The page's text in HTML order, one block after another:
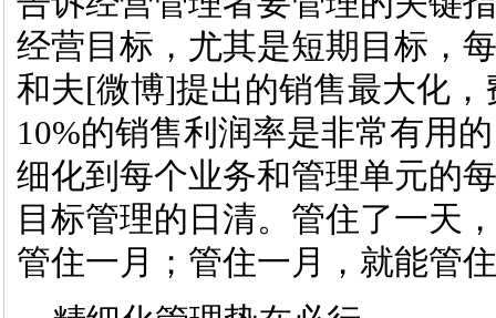
经营目标，尤其是短期目标，
和夫[微博]提出的销售最大化
10%的销售利润率是非常有用
细化到每个业务和管理单元的
目标管理的日清。管住了一天
管住一月；管住一月，就能管